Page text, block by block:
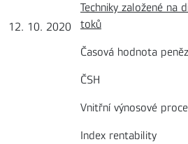
12. 10. 2020
Techniky založené na
toků
Časová hodnota peněz
ČSH
Vnitřní výnosové
Index rentability